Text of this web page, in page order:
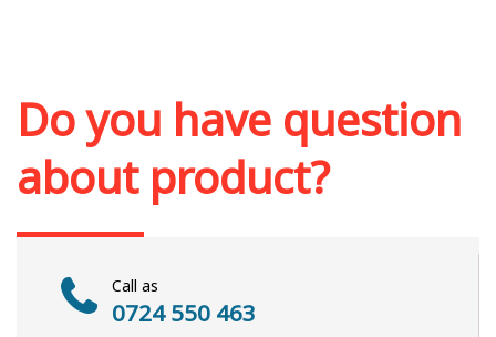
Do you have question
about product?
Call as
0724 550 463